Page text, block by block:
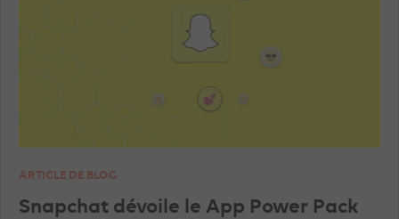
INSTAGRAM ADS
ARTICLE DE BLOG
Snapchat dévoile le App Power Pack